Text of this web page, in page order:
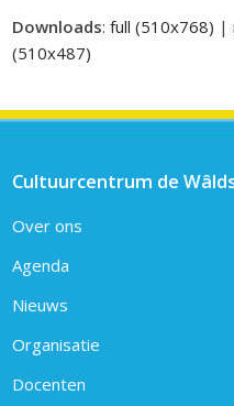
Downloads:full (510x768) |
(510x487)
Cultuurcentrum de
Over ons
Agenda
Nieuws
Organisatie
Docenten